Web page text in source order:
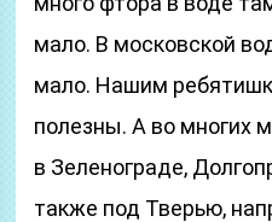
мало. В московской
мало. Нашим
полезны. А во многих
в Зеленограде,
также под Тверью,